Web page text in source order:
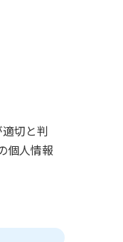
切と判
個人情報